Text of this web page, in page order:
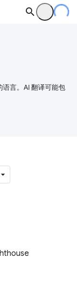
言。AI 翻译可能包